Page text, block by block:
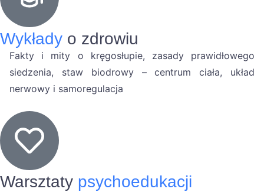
Wykłady o zdrowiu
Fakty i mity o kręgosłupie, zasady prawidłowego
siedzenia, staw biodrowy – centrum ciała, układ
nerwowy i samoregulacja
Warsztaty psychoedukacji